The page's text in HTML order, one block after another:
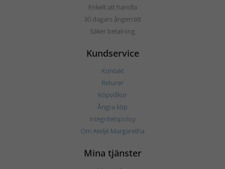
Enkelt att handla
30 dagars ångerrätt
Säker betalning
Kundservice
Kontakt
Returer
Köpvillkor
Ångra köp
Integritetspolicy
Om Ateljé Margaretha
Mina tjänster